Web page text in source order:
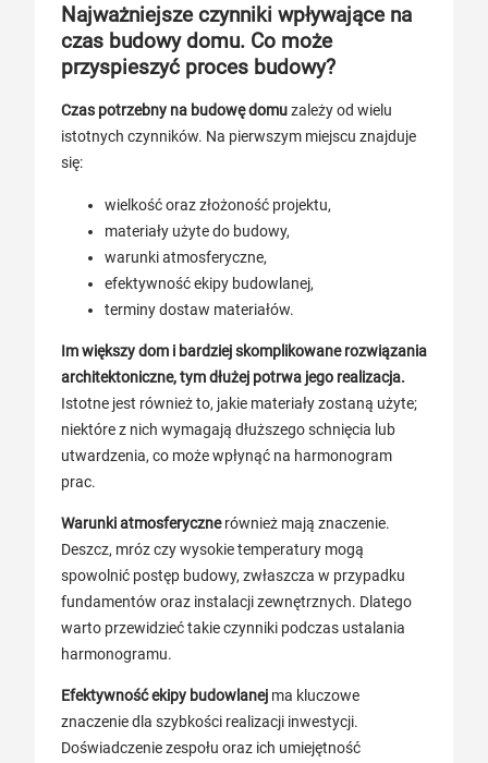
Najważniejsze czynniki wpływające na
czas budowy domu. Co może
przyspieszyć proces budowy?
Czas potrzebny na budowę domuzależy od wielu
istotnych czynników. Na pierwszym miejscu znajduje
się:
wielkość oraz złożoność projektu,
materiały użyte do budowy,
warunki atmosferyczne,
efektywność ekipy budowlanej,
terminy dostaw materiałów.
Im większy dom i bardziej skomplikowane rozwiązania
architektoniczne, tym dłużej potrwa jego realizacja.
Istotne jest również to, jakie materiały zostaną użyte;
niektóre z nich wymagają dłuższego schnięcia lub
utwardzenia, co może wpłynąć na harmonogram
prac.
Warunki atmosferycznerównież mają znaczenie.
Deszcz, mróz czy wysokie temperatury mogą
spowolnić postęp budowy, zwłaszcza w przypadku
fundamentów oraz instalacji zewnętrznych. Dlatego
warto przewidzieć takie czynniki podczas ustalania
harmonogramu.
Efektywność ekipy budowlanej ma kluczowe
znaczenie dla szybkości realizacji inwestycji.
Doświadczenie zespołu oraz ich umiejętność